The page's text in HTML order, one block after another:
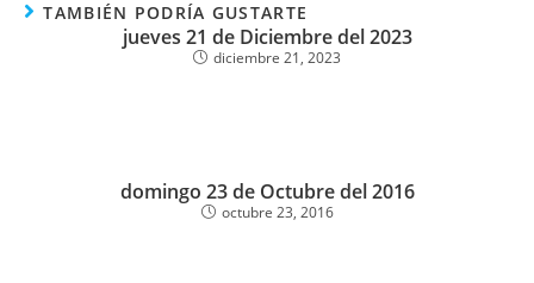
TAMBIÉN PODRÍA GUSTARTE
jueves 21 de Diciembre del 2023
diciembre 21, 2023
domingo 23 de Octubre del 2016
octubre 23, 2016